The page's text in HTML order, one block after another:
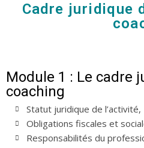
Cadre juridique
Module 1 : Le cadre
coaching
Statut juridique de l’activité,
Obligations fiscales et
Responsabilités du